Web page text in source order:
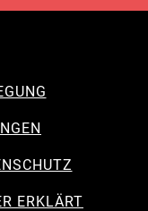
ERKLÄRT